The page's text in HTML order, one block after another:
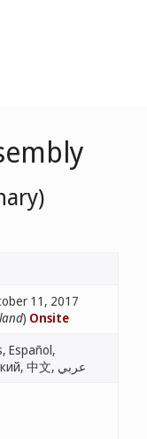
11, 2017
) Onsite
Español,
Português, Русский, 中文, عربي